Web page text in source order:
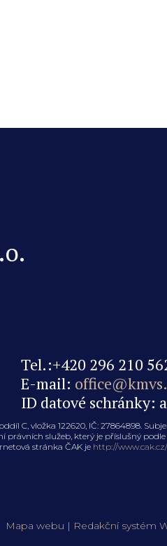
Tel.:+420 296 210
E-mail:
ID datové schránky:
C, vložka 122620, IČ: 27864898.
služeb, který je příslušný podle
stránka ČAK je http://www.cak.cz/
Mapa webu | Redakční systém